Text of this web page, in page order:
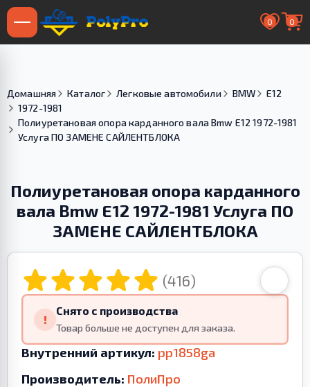
0 0
Домашняя Каталог Легковые автомобили BMW
E12
1972-1981
Полиуретановая опора карданного вала Bmw E12 1972-1981
Услуга ПО ЗАМЕНЕ САЙЛЕНТБЛОКА
Полиуретановая опора карданного
вала Bmw E12 1972-1981 Услуга ПО
ЗАМЕНЕ САЙЛЕНТБЛОКА
(416)
!
Снято с производства
Товар больше не доступен для заказа.
Внутренний артикул: pp1858ga
Производитель: ПолиПро